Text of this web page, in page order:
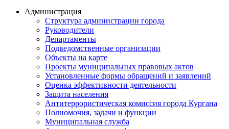
Администрация
Структура администрации города
Руководители
Департаменты
Подведомственные организации
Объекты на карте
Проекты муниципальных правовых актов
Установленные формы обращений и заявлений
Оценка эффективности деятельности
Защита населения
Антитеррористическая комиссия города Кургана
Полномочия, задачи и функции
Муниципальная служба